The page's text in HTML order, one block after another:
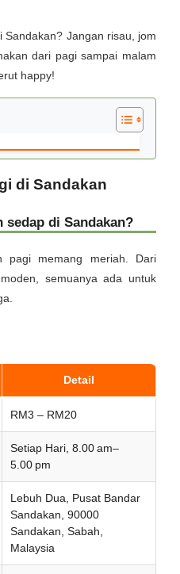
Sandakan? Jangan risau, jom
dari pagi sampai malam
happy!
di Sandakan
sedap di Sandakan?
pagi memang meriah. Dari
semuanya ada untuk
Detail
RM3 – RM20
Setiap Hari, 8.00 am–
5.00 pm
Lebuh Dua, Pusat Bandar
Sandakan, 90000
Sandakan, Sabah,
Malaysia